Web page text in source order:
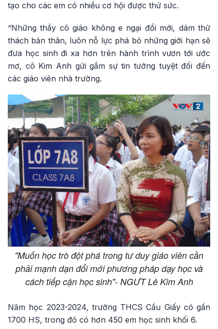
tạo cho các em có nhiều cơ hội được thử sức.
“Những thầy cô giáo không e ngại đổi mới, dám thử
thách bản thân, luôn nỗ lực phá bỏ những giới hạn sẽ
đưa học sinh đi xa hơn trên hành trình vươn tới ước
mơ, cô Kim Anh gửi gắm sự tin tưởng tuyệt đối đến
các giáo viên nhà trường.
"Muốn học trò đột phá trong tư duy giáo viên cần
phải mạnh dạn đổi mới phương pháp dạy học và
cách tiếp cận học sinh"- NGƯT Lê Kim Anh
Năm học 2023-2024, trường THCS Cầu Giấy có gần
1700 HS, trong đó có hơn 450 em học sinh khối 6.